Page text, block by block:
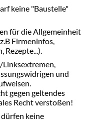
keine "Baustelle"
für die Allgemeinheit
Firmeninfos,
Rezepte...).
Linksextremen,
und
gegen geltendes
Recht verstoßen!
keine